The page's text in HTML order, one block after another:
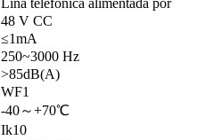
Liña telefónica alimentada por
48 V CC
≤1mA
250~3000 Hz
>85dB(A)
WF1
-40～+70℃
Ik10